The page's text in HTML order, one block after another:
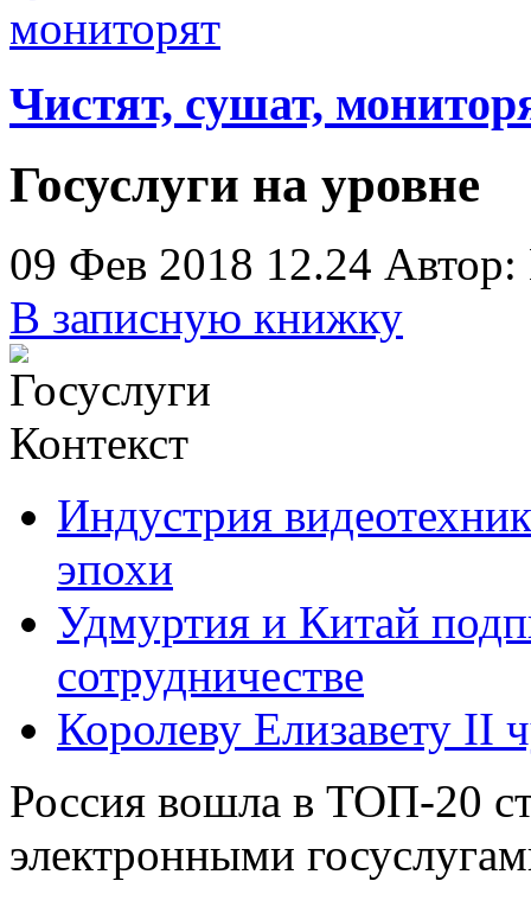
Чистят, сушат,
Госуслуги на уровне
09 Фев 2018 12.24 Автор:
В записную книжку
Контекст
Индустрия
эпохи
Удмуртия и Китай
сотрудничестве
Королеву Елизавету II
Россия вошла в ТОП-20
электронными